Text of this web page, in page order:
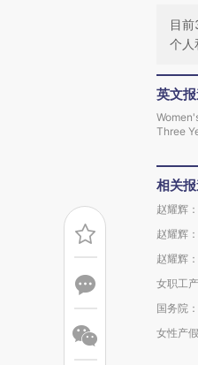
目
个人
英文
Three
相关
赵耀辉
赵耀辉
赵耀辉
女职工
国务院
女性产